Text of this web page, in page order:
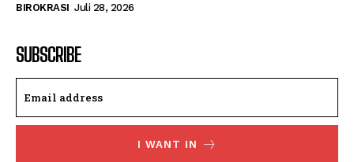
BIROKRASI Juli 28, 2026
SUBSCRIBE
I WANT IN